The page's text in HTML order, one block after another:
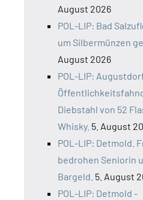
August 2026
POL-LIP: Bad
um Silbermünzen
August 2026
POL-LIP:
Diebstahl von 52
Whisky. 5. August
POL-LIP: Detmold.
bedrohen Seniorin
Bargeld. 5. August
POL-LIP: Detmold -